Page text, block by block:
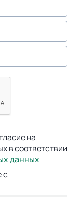
на
в соответствии
данных
с